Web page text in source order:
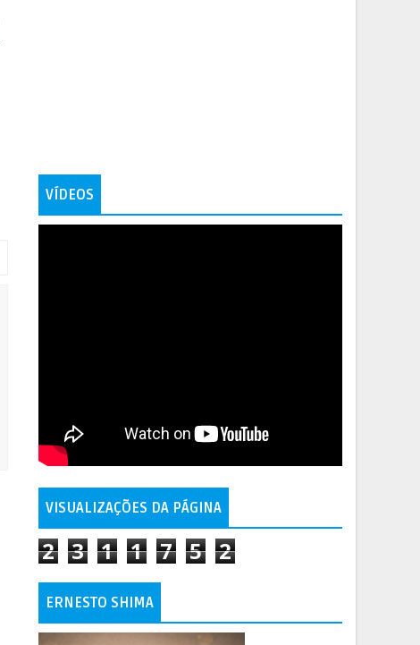
VÍDEOS
VISUALIZAÇÕES DA PÁGINA
2 3 1 1 7 5 2
ERNESTO SHIMA